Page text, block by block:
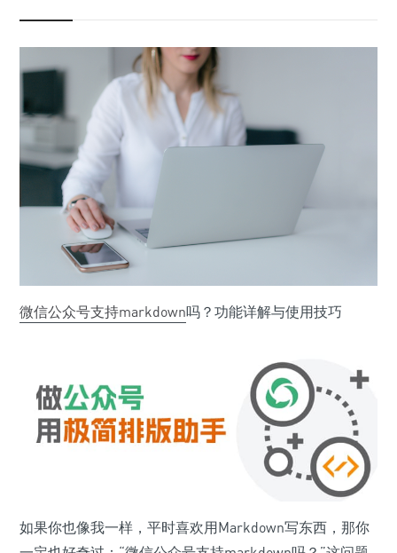
微信公众号支持markdown吗？功能详解与使用技巧
如果你也像我一样，平时喜欢用Markdown写东西，那你